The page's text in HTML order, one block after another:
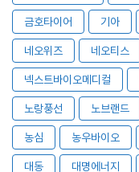
금호타이어 기아
네오위즈 네오티스
넥스트바이오메디컬
노랑풍선 노브랜드
농심 농우바이오
대동 대명에너지